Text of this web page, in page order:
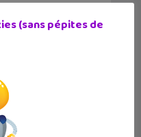
(sans pépites de